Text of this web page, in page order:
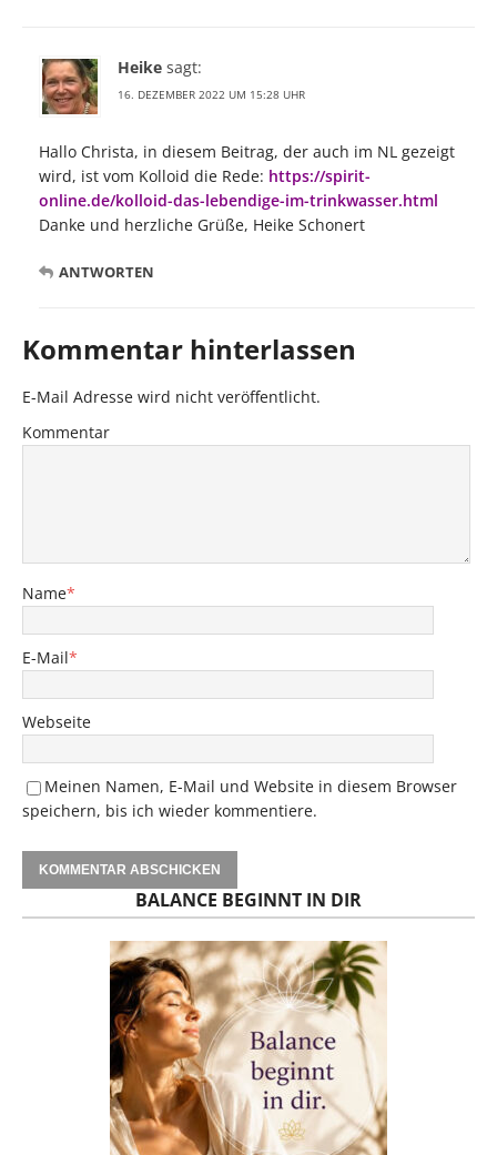
Heike sagt:
16. DEZEMBER 2022 UM 15:28 UHR
Hallo Christa, in diesem Beitrag, der auch im NL gezeigt
wird, ist vom Kolloid die Rede: https://spirit-
online.de/kolloid-das-lebendige-im-trinkwasser.html
Danke und herzliche Grüße, Heike Schonert
ANTWORTEN
Kommentar hinterlassen
E-Mail Adresse wird nicht veröffentlicht.
Kommentar
Name*
E-Mail*
Webseite
Meinen Namen, E-Mail und Website in diesem Browser
speichern, bis ich wieder kommentiere.
BALANCE BEGINNT IN DIR